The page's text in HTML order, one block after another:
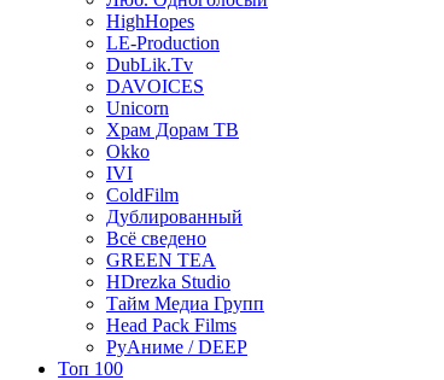
HighHopes
LE-Production
DubLik.Tv
DAVOICES
Unicorn
Храм Дорам ТВ
Okko
IVI
ColdFilm
Дублированный
Всё сведено
GREEN TEA
HDrezka Studio
Тайм Медиа Групп
Head Pack Films
РуАниме / DEEP
Топ 100